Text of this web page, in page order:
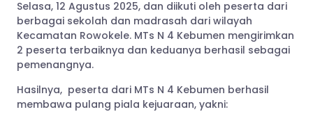
Selasa, 12 Agustus 2025, dan diikuti oleh peserta dari
berbagai sekolah dan madrasah dari wilayah
Kecamatan Rowokele. MTs N 4 Kebumen mengirimkan
2 peserta terbaiknya dan keduanya berhasil sebagai
pemenangnya.
Hasilnya, peserta dari MTs N 4 Kebumen berhasil
membawa pulang piala kejuaraan, yakni: